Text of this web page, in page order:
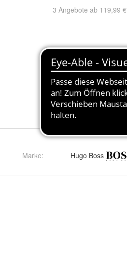
3 Angebote ab 119,99 €
Marke: Hugo Boss